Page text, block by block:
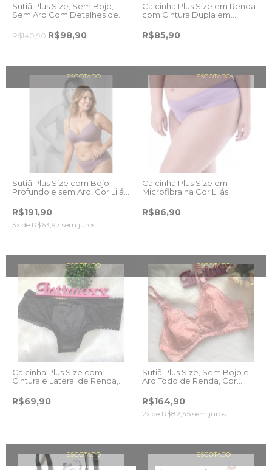
Sutiã Plus Size, Sem Bojo,
Sem Aro Com Detalhes de
R$140,90R$98,90
Calcinha Plus Size em Renda
com Cintura Dupla em
R$85,90
ESGOTADO
Sutiã Plus Size com Bojo
Profundo e sem Aro, Cor Lilás
R$191,90
3x de R$63,97 sem juros
ESGOTADO
Calcinha Plus Size em
Microfibra na Cor Lilás
Drapeadas.
R$86,90
ESGOTADO
Calcinha Plus Size com
Cintura e Lateral de Renda,
R$69,90
ESGOTADO
Sutiã Plus Size, Sem Bojo e
Aro Todo de Renda, Cor
R$164,90
2x de R$82,45 sem juros
ESGOTADO ESGOTADO